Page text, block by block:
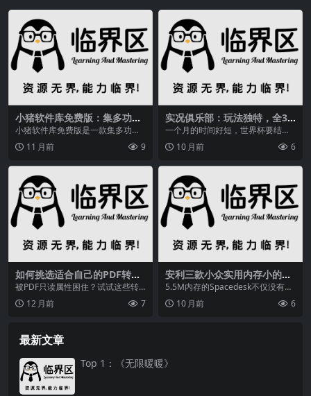
小猪软件库免费版：集多功能
一体，提供丰富软件资源
小猪软件库免费版是一款集多功能
于一体的综合性软件平台，旨在为
用户提供丰富多样的软...
11 月前 9
实况俱乐部：玩法独特，全3D
画面，日服人气超百万
一个月的时间好短，世界杯要结束
了。在巴西对德国骇人听闻的半决
赛开始前，一位朋友满...
10 月前 6
如何挑选适合自己的PDF转换
器？
被PDF只读属性困住？试试这些转
换器，轻松突破格式限制，工作效
率提升！本文详细介...
12 月前 7
安利三款小众实用内存小的宝
藏电脑软件，你用过吗？
5.5M内存的Spacedesk不仅没有广
告，更强大的是它居然还支持跨屏
使用，可...
10 月前 6
最新文章
Top 1：《无限暖暖》